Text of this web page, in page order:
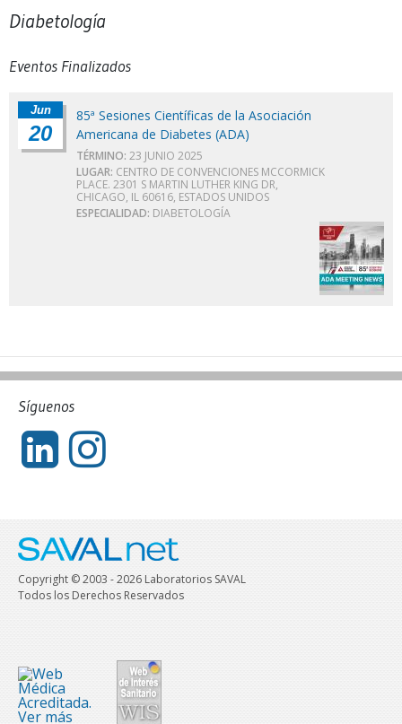
Diabetología
Eventos Finalizados
Jun
20
85ª Sesiones Científicas de la Asociación
Americana de Diabetes (ADA)
TÉRMINO: 23 JUNIO 2025
LUGAR: CENTRO DE CONVENCIONES MCCORMICK
PLACE. 2301 S MARTIN LUTHER KING DR,
CHICAGO, IL 60616, ESTADOS UNIDOS
ESPECIALIDAD: DIABETOLOGÍA
Síguenos
Copyright © 2003 - 2026 Laboratorios SAVAL
Todos los Derechos Reservados